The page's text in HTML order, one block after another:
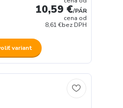
10,59 €/PÁR
cena od
8,61 €bez DPH
variant